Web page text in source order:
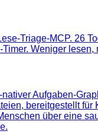
Triage-MCP. 26
Weniger lesen,
nativer Aufgaben-
bereitgestellt für
über eine